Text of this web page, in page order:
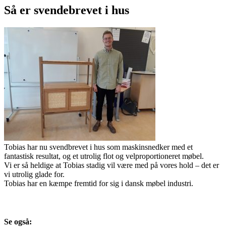
Så er svendebrevet i hus
Tobias har nu svendbrevet i hus som maskinsnedker med et
fantastisk resultat, og et utrolig flot og velproportioneret møbel.
Vi er så heldige at Tobias stadig vil være med på vores hold – det er
vi utrolig glade for.
Tobias har en kæmpe fremtid for sig i dansk møbel industri.
Se også: